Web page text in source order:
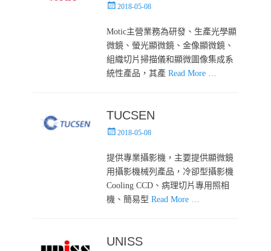
Posted2018-05-08
Motic主營業務為研發、生產光學顯
微鏡、螢光顯微鏡、金像顯微鏡、
組織切片掃描儀和顯微圖像集成系
統性產品，其產Read More …
TUCSEN
Posted2018-05-08
提供專業攝影機，主要提供顯微鏡
用攝影機械列產品，冷卻型攝影機
Cooling CCD、病理切片專用照相
機、簡易型Read More …
UNISS